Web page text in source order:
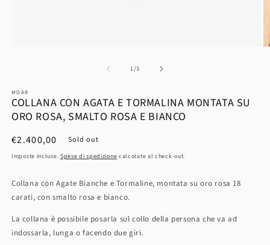
1/su
3
MOÀR
COLLANA CON AGATA E TORMALINA MONTATA SU
ORO ROSA, SMALTO ROSA E BIANCO
Prezzo
di
€2.400,00 Sold out
Imposte incluse. Spese di spedizione calcolate al check-out.
Collana con Agate Bianche e Tormaline, montata su oro rosa 18
carati, con smalto rosa e bianco.
La collana è possibile posarla sul collo della persona che va ad
indossarla, lunga o facendo due giri.